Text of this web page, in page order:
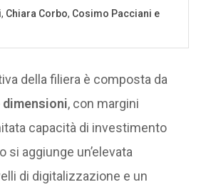
della filiera è composta da
, con margini
capacità di investimento
si aggiunge un’elevata
di digitalizzazione e un